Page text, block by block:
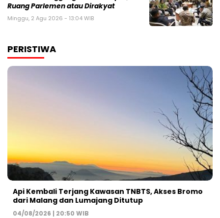
Ruang Parlemen atau Dirakyat
Minggu, 2 Agu 2026 - 13:04 WIB
PERISTIWA
Api Kembali Terjang Kawasan TNBTS, Akses Bromo
dari Malang dan Lumajang Ditutup
04/08/2026 | 20:50 WIB